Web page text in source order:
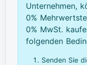
Unternehmen,
0%
0% MwSt.
folgenden
Senden Sie